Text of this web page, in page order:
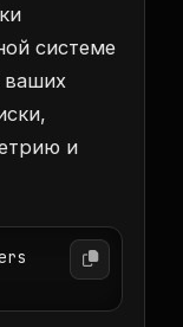
системе
ваших
и